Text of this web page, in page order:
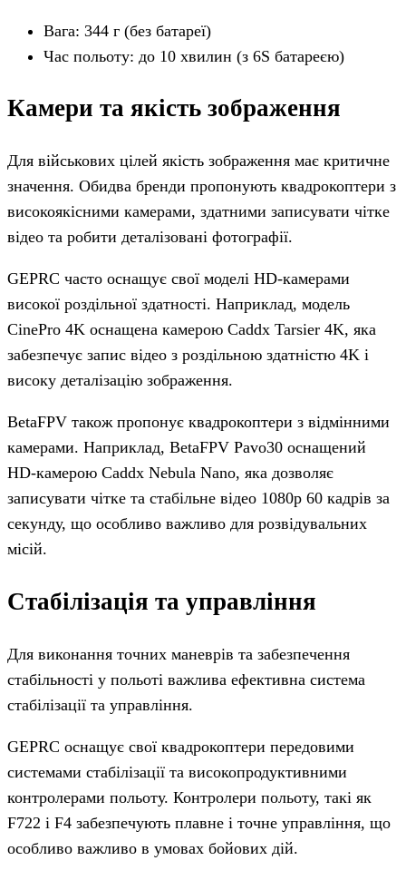
Вага: 344 г (без батареї)
Час польоту: до 10 хвилин (з 6S батареєю)
Камери та якість зображення
Для військових цілей якість зображення має критичне
значення. Обидва бренди пропонують квадрокоптери з
високоякісними камерами, здатними записувати чітке
відео та робити деталізовані фотографії.
GEPRC часто оснащує свої моделі HD-камерами
високої роздільної здатності. Наприклад, модель
CinePro 4K оснащена камерою Caddx Tarsier 4K, яка
забезпечує запис відео з роздільною здатністю 4K і
високу деталізацію зображення.
BetaFPV також пропонує квадрокоптери з відмінними
камерами. Наприклад, BetaFPV Pavo30 оснащений
HD-камерою Caddx Nebula Nano, яка дозволяє
записувати чітке та стабільне відео 1080p 60 кадрів за
секунду, що особливо важливо для розвідувальних
місій.
Стабілізація та управління
Для виконання точних маневрів та забезпечення
стабільності у польоті важлива ефективна система
стабілізації та управління.
GEPRC оснащує свої квадрокоптери передовими
системами стабілізації та високопродуктивними
контролерами польоту. Контролери польоту, такі як
F722 і F4 забезпечують плавне і точне управління, що
особливо важливо в умовах бойових дій.